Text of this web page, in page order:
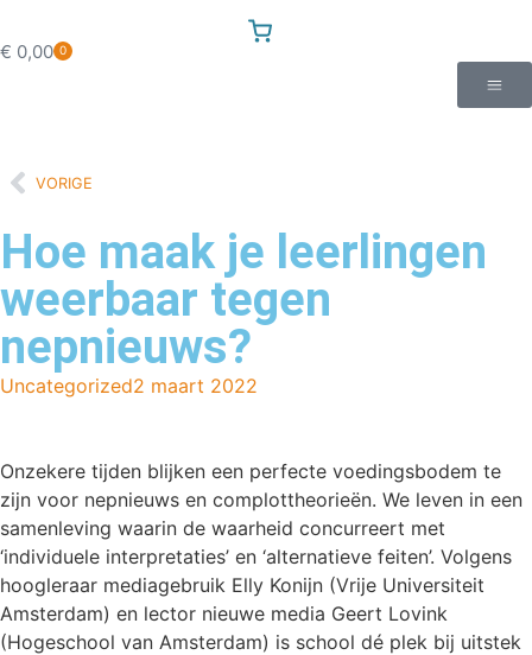
€ 0,00 0
VORIGE
Hoe maak je leerlingen
weerbaar tegen
nepnieuws?
Uncategorized2 maart 2022
Onzekere tijden blijken een perfecte voedingsbodem te
zijn voor nepnieuws en complottheorieën. We leven in een
samenleving waarin de waarheid concurreert met
‘individuele interpretaties’ en ‘alternatieve feiten’. Volgens
hoogleraar mediagebruik Elly Konijn (Vrije Universiteit
Amsterdam) en lector nieuwe media Geert Lovink
(Hogeschool van Amsterdam) is school dé plek bij uitstek